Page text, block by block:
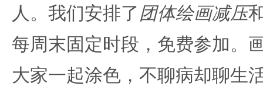
人。我们安排了团体绘画减压
每周末固定时段，免费参加。
大家一起涂色，不聊病却聊生